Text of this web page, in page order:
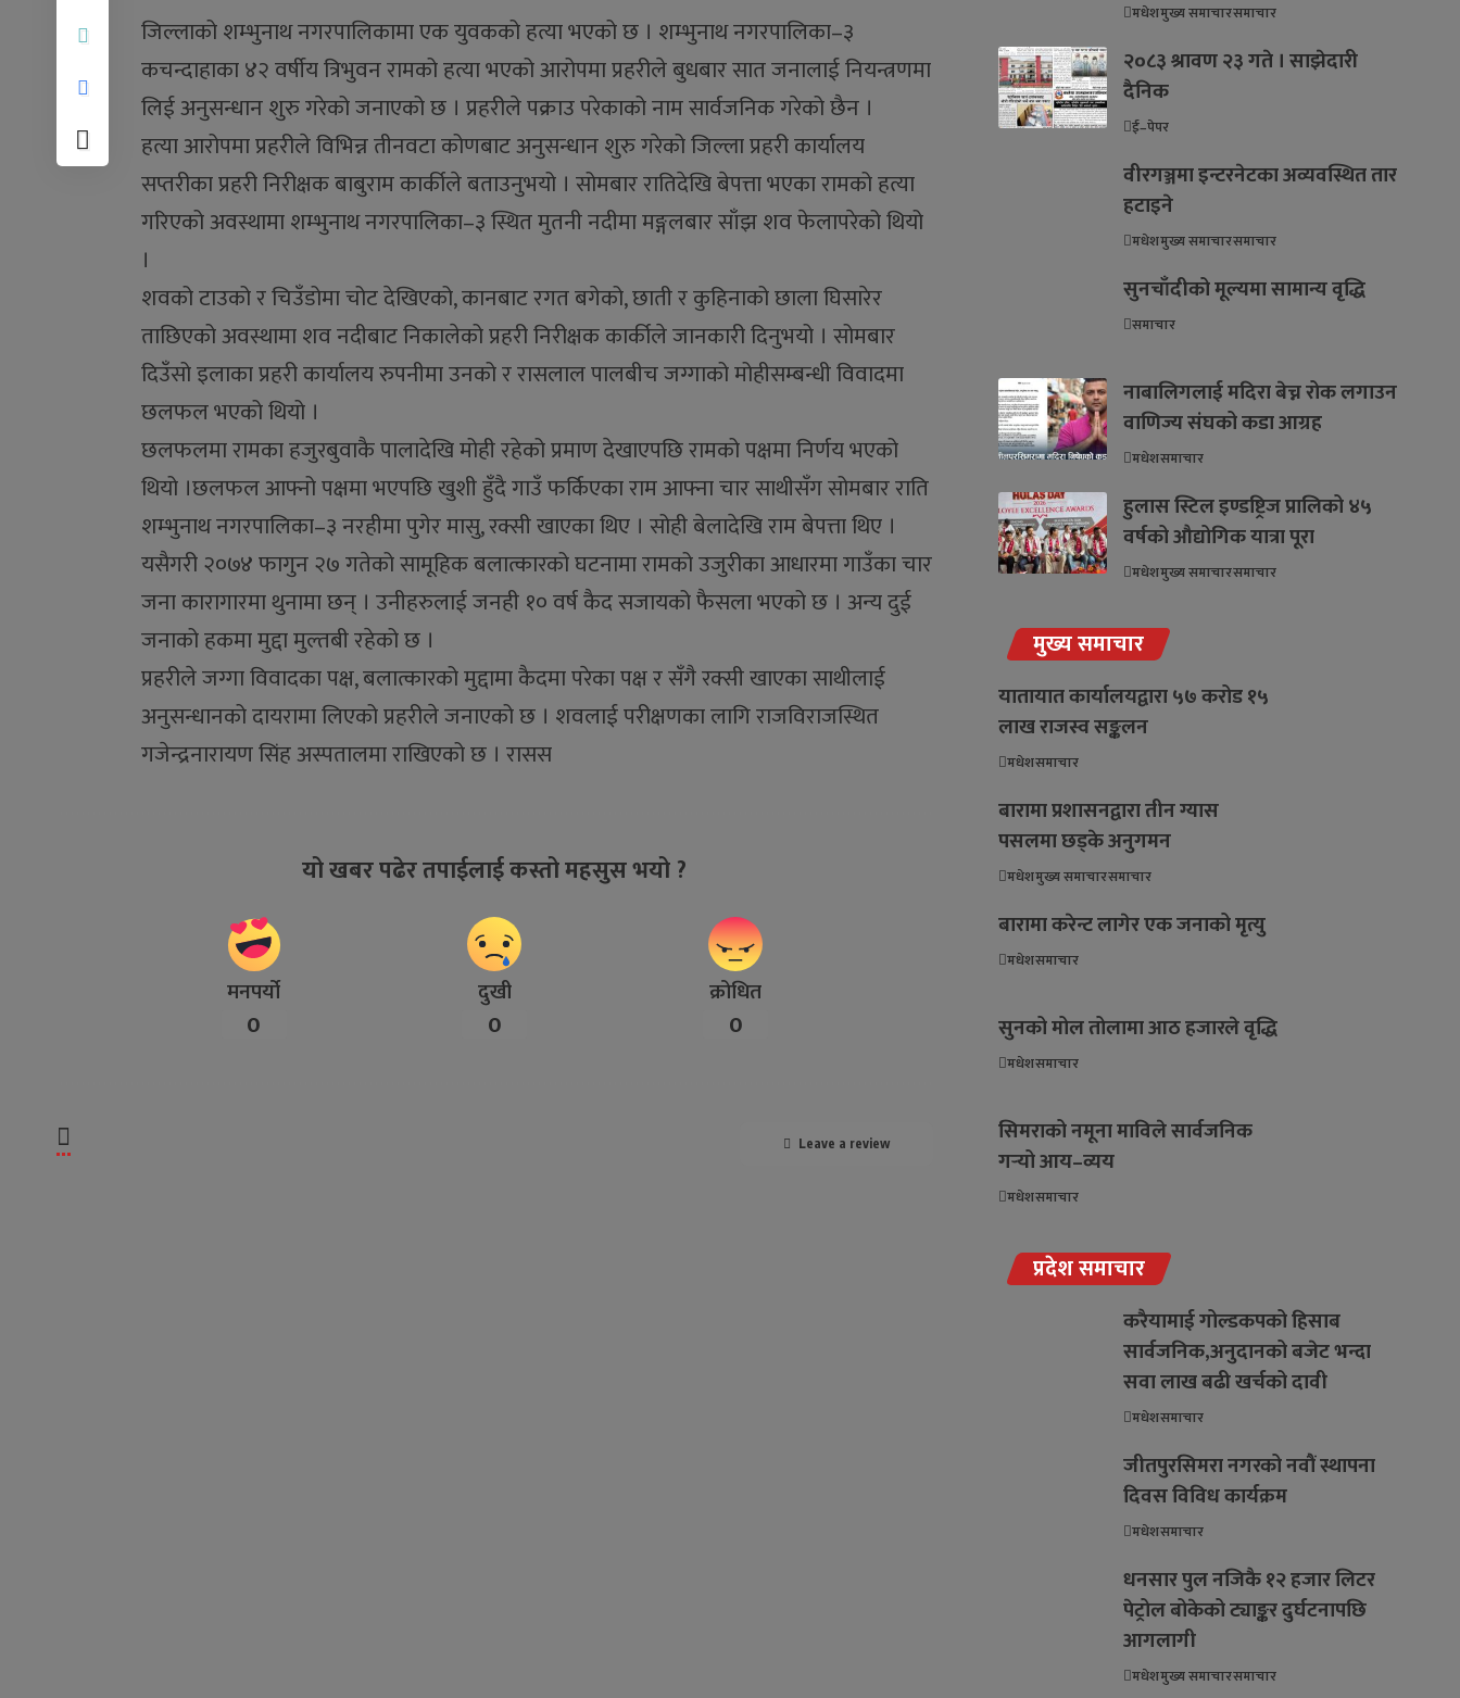
जिल्लाको शम्भुनाथ नगरपालिकामा एक युवकको हत्या भएको छ । शम्भुनाथ नगरपालिका–३
कचन्दाहाका ४२ वर्षीय त्रिभुवन रामको हत्या भएको आरोपमा प्रहरीले बुधबार सात जनालाई नियन्त्रणमा
लिई अनुसन्धान शुरु गरेको जनाएको छ । प्रहरीले पक्राउ परेकाको नाम सार्वजनिक गरेको छैन ।
हत्या आरोपमा प्रहरीले विभिन्न तीनवटा कोणबाट अनुसन्धान शुरु गरेको जिल्ला प्रहरी कार्यालय
सप्तरीका प्रहरी निरीक्षक बाबुराम कार्कीले बताउनुभयो । सोमबार रातिदेखि बेपत्ता भएका रामको हत्या
गरिएको अवस्थामा शम्भुनाथ नगरपालिका–३ स्थित मुतनी नदीमा मङ्गलबार साँझ शव फेलापरेको थियो
।
शवको टाउको र चिउँडोमा चोट देखिएको, कानबाट रगत बगेको, छाती र कुहिनाको छाला घिसारेर
ताछिएको अवस्थामा शव नदीबाट निकालेको प्रहरी निरीक्षक कार्कीले जानकारी दिनुभयो । सोमबार
दिउँसो इलाका प्रहरी कार्यालय रुपनीमा उनको र रासलाल पालबीच जग्गाको मोहीसम्बन्धी विवादमा
छलफल भएको थियो ।
छलफलमा रामका हजुरबुवाकै पालादेखि मोही रहेको प्रमाण देखाएपछि रामको पक्षमा निर्णय भएको
थियो ।छलफल आफ्नो पक्षमा भएपछि खुशी हुँदै गाउँ फर्किएका राम आफ्ना चार साथीसँग सोमबार राति
शम्भुनाथ नगरपालिका–३ नरहीमा पुगेर मासु, रक्सी खाएका थिए । सोही बेलादेखि राम बेपत्ता थिए ।
यसैगरी २०७४ फागुन २७ गतेको सामूहिक बलात्कारको घटनामा रामको उजुरीका आधारमा गाउँका चार
जना कारागारमा थुनामा छन् । उनीहरुलाई जनही १० वर्ष कैद सजायको फैसला भएको छ । अन्य दुई
जनाको हकमा मुद्दा मुल्तबी रहेको छ ।
प्रहरीले जग्गा विवादका पक्ष, बलात्कारको मुद्दामा कैदमा परेका पक्ष र सँगै रक्सी खाएका साथीलाई
अनुसन्धानको दायरामा लिएको प्रहरीले जनाएको छ । शवलाई परीक्षणका लागि राजविराजस्थित
गजेन्द्रनारायण सिंह अस्पतालमा राखिएको छ । रासस
यो खबर पढेर तपाईलाई कस्तो महसुस भयो ?
मनपर्यो
0
दुखी
0
क्रोधित
0
Leave a review
मधेशमुख्य समाचारसमाचार
२०८३ श्रावण २३ गते । साझेदारी
दैनिक
ई–पेपर
वीरगञ्जमा इन्टरनेटका अव्यवस्थित तार
हटाइने
मधेशमुख्य समाचारसमाचार
सुनचाँदीको मूल्यमा सामान्य वृद्धि
समाचार
नाबालिगलाई मदिरा बेच्न रोक लगाउन
वाणिज्य संघको कडा आग्रह
मधेशसमाचार
हुलास स्टिल इण्डष्ट्रिज प्रालिको ४५
वर्षको औद्योगिक यात्रा पूरा
मधेशमुख्य समाचारसमाचार
मुख्य समाचार
यातायात कार्यालयद्वारा ५७ करोड १५
लाख राजस्व सङ्कलन
मधेशसमाचार
बारामा प्रशासनद्वारा तीन ग्यास
पसलमा छड्के अनुगमन
मधेशमुख्य समाचारसमाचार
बारामा करेन्ट लागेर एक जनाको मृत्यु
मधेशसमाचार
सुनको मोल तोलामा आठ हजारले वृद्धि
मधेशसमाचार
सिमराको नमूना माविले सार्वजनिक
गर्‍यो आय–व्यय
मधेशसमाचार
प्रदेश समाचार
करैयामाई गोल्डकपको हिसाब
सार्वजनिक,अनुदानको बजेट भन्दा
सवा लाख बढी खर्चको दावी
मधेशसमाचार
जीतपुरसिमरा नगरको नवौं स्थापना
दिवस विविध कार्यक्रम
मधेशसमाचार
धनसार पुल नजिकै १२ हजार लिटर
पेट्रोल बोकेको ट्याङ्कर दुर्घटनापछि
आगलागी
मधेशमुख्य समाचारसमाचार